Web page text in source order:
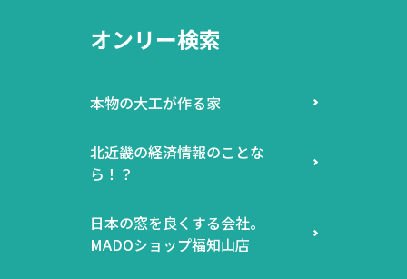
オンリー検索
本物の大工が作る家
北近畿の経済情報のことな
ら！？
日本の窓を良くする会社。
MADOショップ福知山店